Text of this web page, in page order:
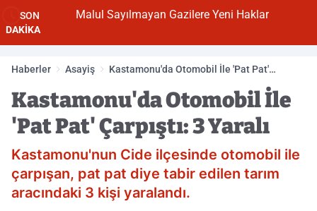
SON
DAKİKA
Malul Sayılmayan Gazilere Yeni Haklar
Haberler Asayiş
Kastamonu'da Otomobil İle 'Pat Pat'
Kastamonu'da Otomobil İle
'Pat Pat' Çarpıştı: 3 Yaralı
Kastamonu'nun Cide ilçesinde otomobil ile
çarpışan, pat pat diye tabir edilen tarım
aracındaki 3 kişi yaralandı.